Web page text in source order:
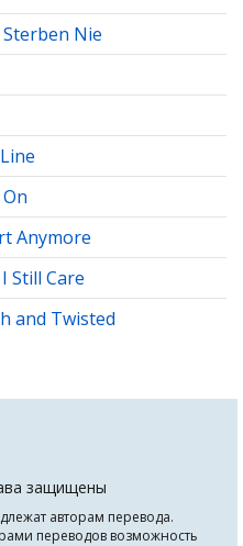
Nie
Anymore
Still Care
and Twisted
защищены
авторам перевода.
переводов возможность